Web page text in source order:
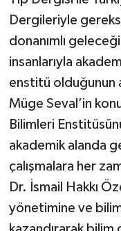
Dergileriyle
donanımlı
insanlarıyla
enstitü olduğunun
Müge Seval’in
Bilimleri
akademik alanda
çalışmalara her
Dr. İsmail Hakkı
yönetimine ve